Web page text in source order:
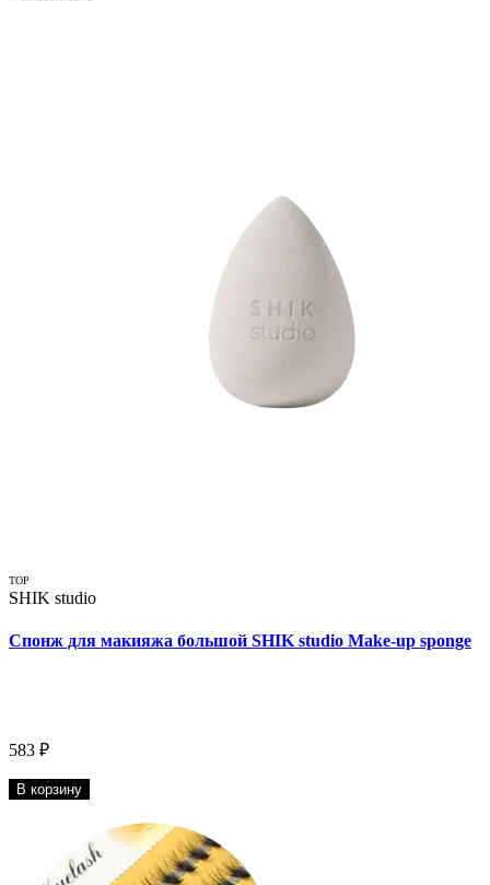
TOP
SHIK studio
Спонж для макияжа большой SHIK studio Make-up sponge
583 ₽
В корзину